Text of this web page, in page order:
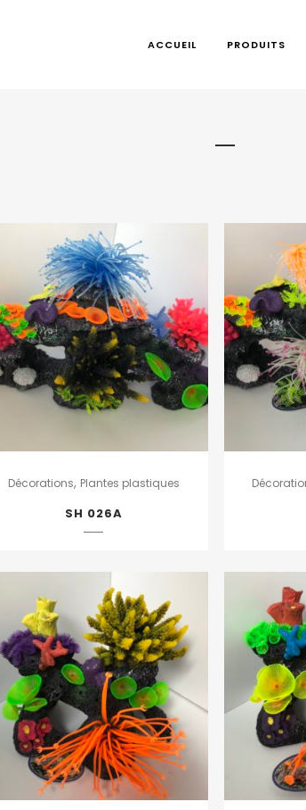
ACCUEIL PRODUITS
Décorations, Plantes plastiques
SH 026A